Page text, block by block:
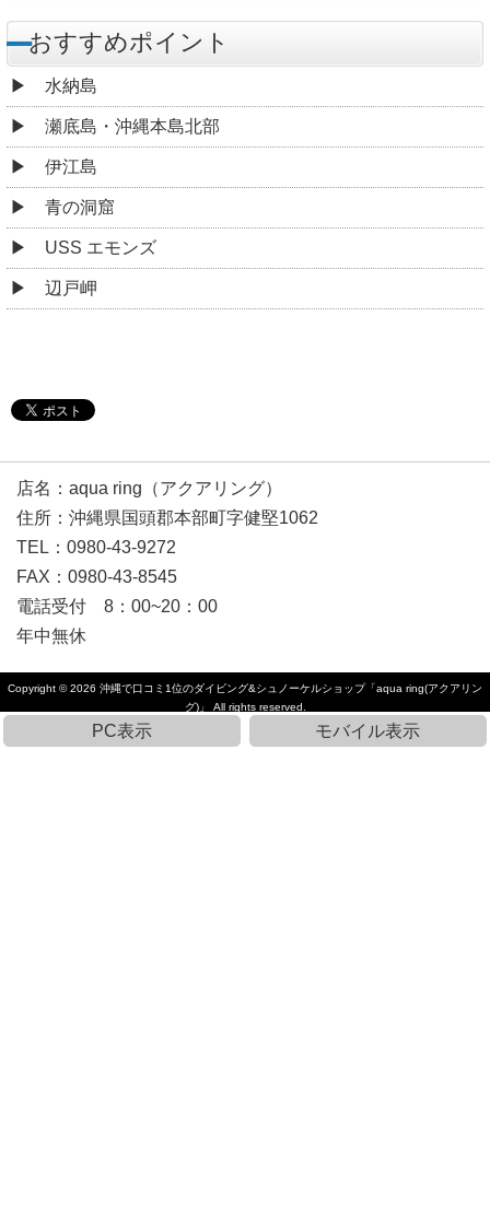
おすすめポイント
水納島
瀬底島・沖縄本島北部
伊江島
青の洞窟
USS エモンズ
辺戸岬
店名：aqua ring（アクアリング）
住所：沖縄県国頭郡本部町字健堅1062
TEL：0980-43-9272
FAX：0980-43-8545
電話受付 8：00~20：00
年中無休
Copyright © 2026 沖縄で口コミ1位のダイビング&シュノーケルショップ「aqua ring(アクアリン
グ)」
All rights reserved.
PC表示 モバイル表示